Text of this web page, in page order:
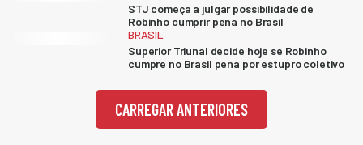
STJ começa a julgar possibilidade de
Robinho cumprir pena no Brasil
BRASIL
Superior Triunal decide hoje se Robinho
cumpre no Brasil pena por estupro coletivo
CARREGAR ANTERIORES